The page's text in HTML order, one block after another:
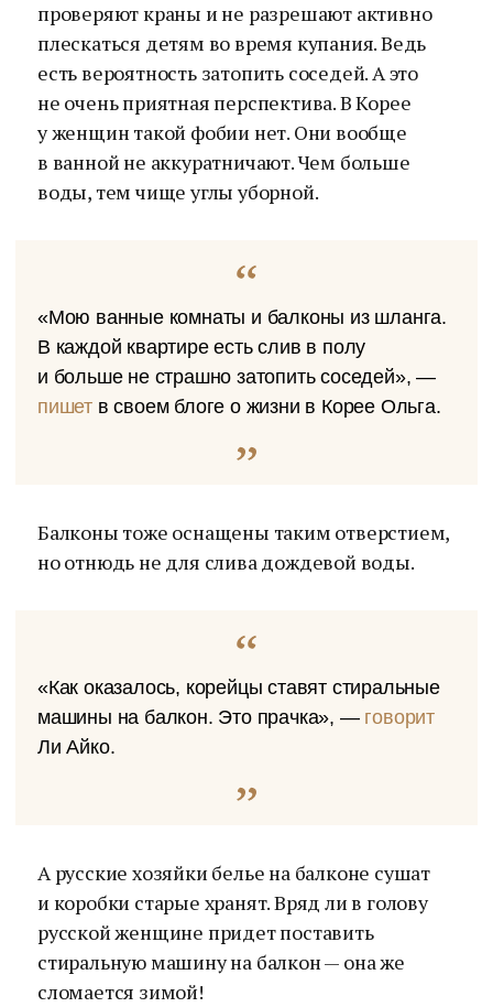
проверяют краны и не разрешают активно
плескаться детям во время купания. Ведь
есть вероятность затопить соседей. А это
не очень приятная перспектива. В Корее
у женщин такой фобии нет. Они вообще
в ванной не аккуратничают. Чем больше
воды, тем чище углы уборной.
«Мою ванные комнаты и балконы из шланга.
В каждой квартире есть слив в полу
и больше не страшно затопить соседей», —
пишет в своем блоге о жизни в Корее Ольга.
Балконы тоже оснащены таким отверстием,
но отнюдь не для слива дождевой воды.
«Как оказалось, корейцы ставят стиральные
машины на балкон. Это прачка», — говорит
Ли Айко.
А русские хозяйки белье на балконе сушат
и коробки старые хранят. Вряд ли в голову
русской женщине придет поставить
стиральную машину на балкон — она же
сломается зимой!